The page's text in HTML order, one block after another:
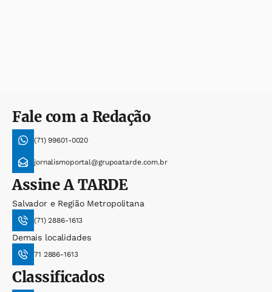
Fale com a Redação
(71) 99601-0020
jornalismoportal@grupoatarde.com.br
AssineA TARDE
Salvador e Região Metropolitana
(71) 2886-1613
Demais localidades
71 2886-1613
Classificados